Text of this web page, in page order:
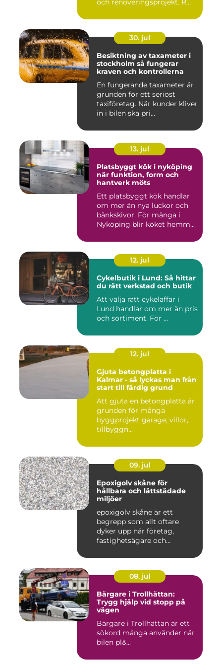
och renoveringsprojekt. R...
30. jul
Besiktning av taxameter i
stockholm så fungerar
kraven och kontrollerna
En fungerande taxameter är
grunden för ett seriöst
taxiföretag. När kunder kliver
in i bilen ska pri...
13. jul
Platsbyggt kök i nyköping
när funktion, form och
hantverk möts
Ett platsbyggt kök handlar
om mer än nya luckor och
bänkskivor. För många i
Nyköping blir köket hemm...
12. jul
Cykelbutik i Lund: Så hittar
du rätt verkstad och butik
Att välja rätt cykelaffär i
Lund handlar om mer än pris
och sortiment. För ...
12. jul
Gjuta betongplatta i
Kalmar - så lyckas man från
start till färdig grund
Att gjuta en betongplatta är
grunden för många
byggprojekt garage, villor,
tillbyggn...
09. jul
Epoxigolv skåne för
hållbara och lättstädade
miljöer
epoxigolv skåne är ett
begrepp som allt oftare
dyker upp när företag,
fastighetsägare och
08. jul
Bärgare i Trollhättan:
Trygg hjälp vid stopp på
vägen
Bärgare i Trollhättan är ett
sökord många använder när
bilen pl&...